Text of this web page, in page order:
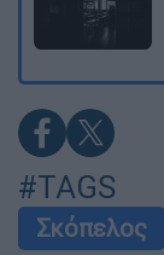
#TAGS
Σκόπελος